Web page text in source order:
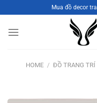
qua
nội
Mua đồ decor
HOME / ĐỒ TRANG TRÍ